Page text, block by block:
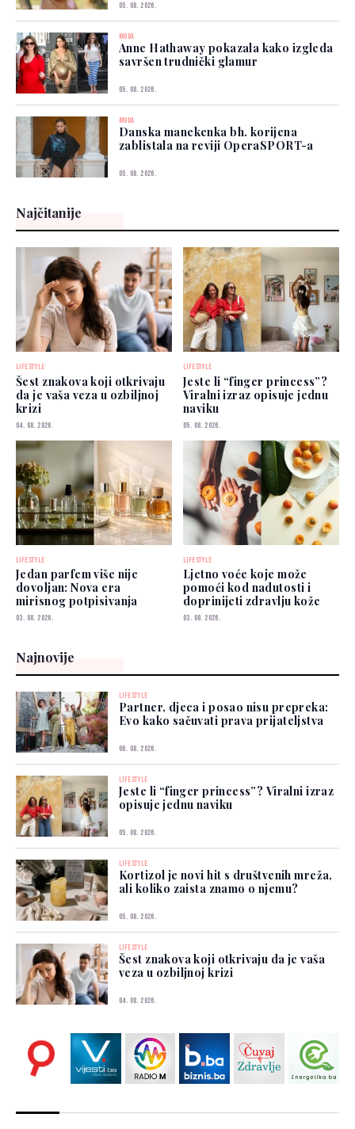
05. 08. 2026.
MODA
Anne Hathaway pokazala kako izgleda
savršen trudnički glamur
05. 08. 2026.
MODA
Danska manekenka bh. korijena
zablistala na reviji OperaSPORT-a
05. 08. 2026.
Najčitanije
LIFESTYLE
Šest znakova koji otkrivaju
da je vaša veza u ozbiljnoj
krizi
04. 08. 2026.
LIFESTYLE
Jeste li “finger princess”?
Viralni izraz opisuje jednu
naviku
05. 08. 2026.
LIFESTYLE
Jedan parfem više nije
dovoljan: Nova era
mirisnog potpisivanja
03. 08. 2026.
LIFESTYLE
Ljetno voće koje može
pomoći kod nadutosti i
doprinijeti zdravlju kože
03. 08. 2026.
Najnovije
LIFESTYLE
Partner, djeca i posao nisu prepreka:
Evo kako sačuvati prava prijateljstva
06. 08. 2026.
LIFESTYLE
Jeste li “finger princess”? Viralni izraz
opisuje jednu naviku
05. 08. 2026.
LIFESTYLE
Kortizol je novi hit s društvenih mreža,
ali koliko zaista znamo o njemu?
05. 08. 2026.
LIFESTYLE
Šest znakova koji otkrivaju da je vaša
veza u ozbiljnoj krizi
04. 08. 2026.